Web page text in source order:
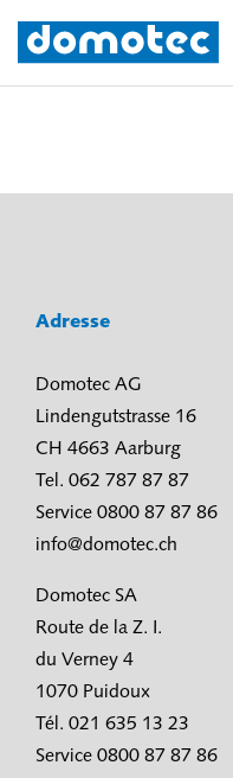
Adresse
Domotec AG
Lindengutstrasse 16
CH 4663 Aarburg
Tel. 062 787 87 87
Service 0800 87 87 86
info@domotec.ch
Domotec SA
Route de la Z. I.
du Verney 4
1070 Puidoux
Tél. 021 635 13 23
Service 0800 87 87 86